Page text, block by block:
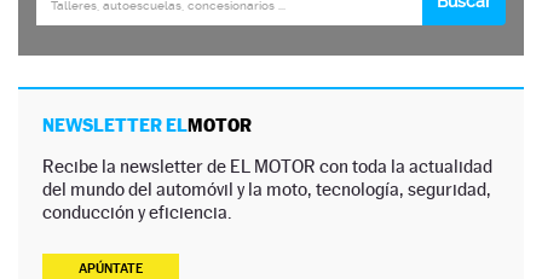
NEWSLETTER ELMOTOR
Recibe la newsletter de EL MOTOR con toda la actualidad
del mundo del automóvil y la moto, tecnología, seguridad,
conducción y eficiencia.
APÚNTATE